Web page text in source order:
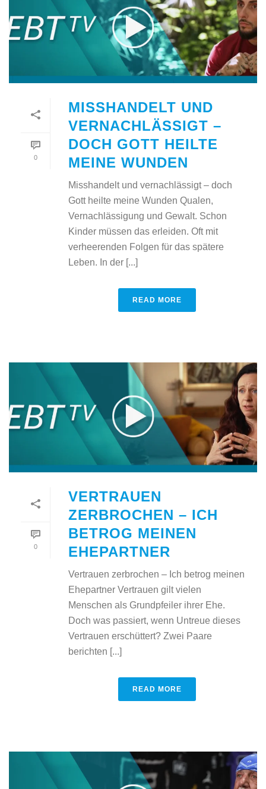
0
MISSHANDELT UND
VERNACHLÄSSIGT –
DOCH GOTT HEILTE
MEINE WUNDEN
Misshandelt und vernachlässigt – doch
Gott heilte meine Wunden Qualen,
Vernachlässigung und Gewalt. Schon
Kinder müssen das erleiden. Oft mit
verheerenden Folgen für das spätere
Leben. In der [...]
READ MORE
0
VERTRAUEN
ZERBROCHEN – ICH
BETROG MEINEN
EHEPARTNER
Vertrauen zerbrochen – Ich betrog meinen
Ehepartner Vertrauen gilt vielen
Menschen als Grundpfeiler ihrer Ehe.
Doch was passiert, wenn Untreue dieses
Vertrauen erschüttert? Zwei Paare
berichten [...]
READ MORE